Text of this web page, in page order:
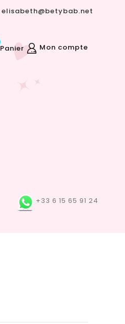
elisabeth@betybab.net
Mon compte
Panier
+33 6 15 65 91 24